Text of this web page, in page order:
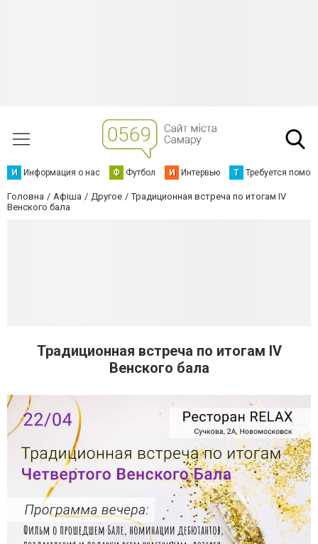
И Информация о нас Ф Футбол И Интервью Т Требуется
Головна Афіша Другое
Традиционная встреча по итогам IV
Венского бала
Традиционная встреча по итогам IV
Венского бала